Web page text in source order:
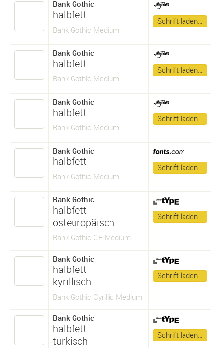
Bank Gothic
halbfett
Bank Gothic Medium
Schrift laden…
Bank Gothic
halbfett
Bank Gothic Medium
Schrift laden…
Bank Gothic
halbfett
Bank Gothic Medium
Schrift laden…
Bank Gothic
halbfett
Bank Gothic Medium
Schrift laden…
Bank Gothic
halbfett
osteuropäisch
Bank Gothic CE Medium
Schrift laden…
Bank Gothic
halbfett
kyrillisch
Bank Gothic Cyrillic Medium
Schrift laden…
Bank Gothic
halbfett
türkisch
Schrift laden…